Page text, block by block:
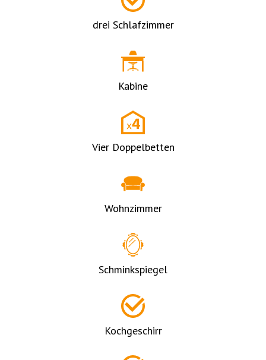
drei Schlafzimmer
Kabine
Vier Doppelbetten
Wohnzimmer
Schminkspiegel
Kochgeschirr